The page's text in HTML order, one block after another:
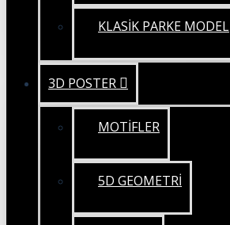
KLASİK PARKE MODEL
3D POSTER
MOTİFLER
5D GEOMETRİ